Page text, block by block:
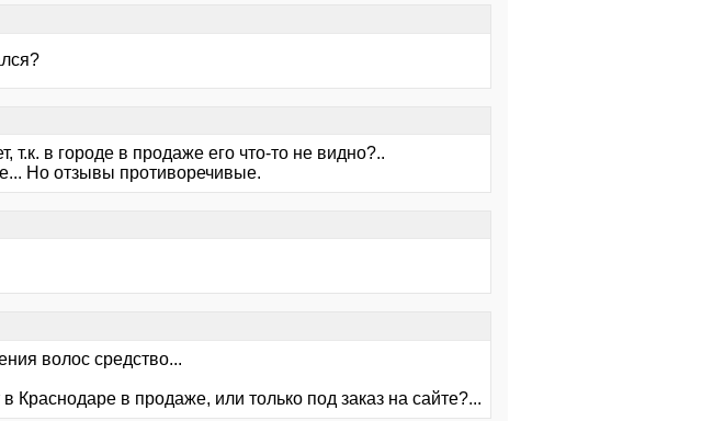
т.к. в городе в продаже его что-то не видно?..
Но отзывы противоречивые.
волос средство...
Краснодаре в продаже, или только под заказ на сайте?...